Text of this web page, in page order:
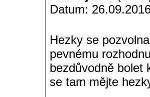
Datum:
Hezky se
pevnému
bezdůvodně bolet
se tam mějte